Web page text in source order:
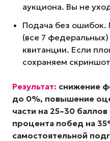
аукциона. Вы не
Подача без
(все 7
квитанции. Если
сохраняем
Результат: снижение
до 0%, повышение
части на 25–30 баллов
процента побед на
самостоятельной